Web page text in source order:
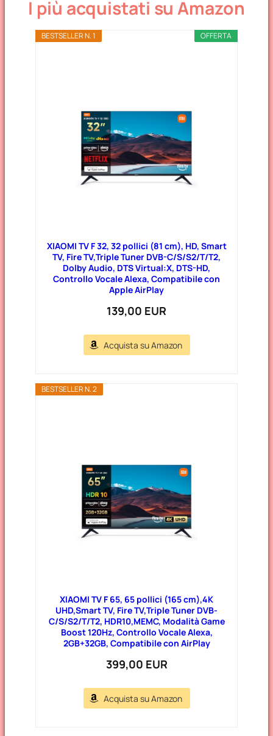
I più acquistati su Amazon
OFFERTA
BESTSELLER N. 1
XIAOMI TV F 32, 32 pollici (81 cm), HD, Smart
TV, Fire TV,Triple Tuner DVB-C/S/S2/T/T2,
Dolby Audio, DTS Virtual:X, DTS-HD,
Controllo Vocale Alexa, Compatibile con
Apple AirPlay
139,00 EUR
Acquista su Amazon
BESTSELLER N. 2
XIAOMI TV F 65, 65 pollici (165 cm),4K
UHD,Smart TV, Fire TV,Triple Tuner DVB-
C/S/S2/T/T2, HDR10,MEMC, Modalità Game
Boost 120Hz, Controllo Vocale Alexa,
2GB+32GB, Compatibile con AirPlay
399,00 EUR
Acquista su Amazon